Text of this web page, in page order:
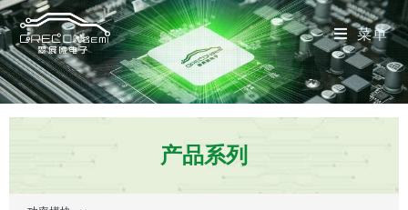
菜单
产品系列